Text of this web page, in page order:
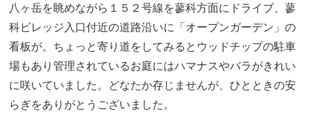
八ヶ岳を眺めながら１５２号線を蓼科方面にドライブ、蓼
科ビレッジ入口付近の道路沿いに「オープンガーデン」の
看板が。ちょっと寄り道をしてみるとウッドチップの駐車
場もあり管理されているお庭にはハマナスやバラがきれい
に咲いていました。どなたか存じませんが、ひとときの安
らぎをありがとうございました。